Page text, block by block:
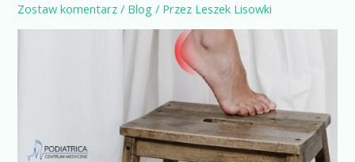
Zostaw komentarz / Blog / Przez Leszek Lisowki